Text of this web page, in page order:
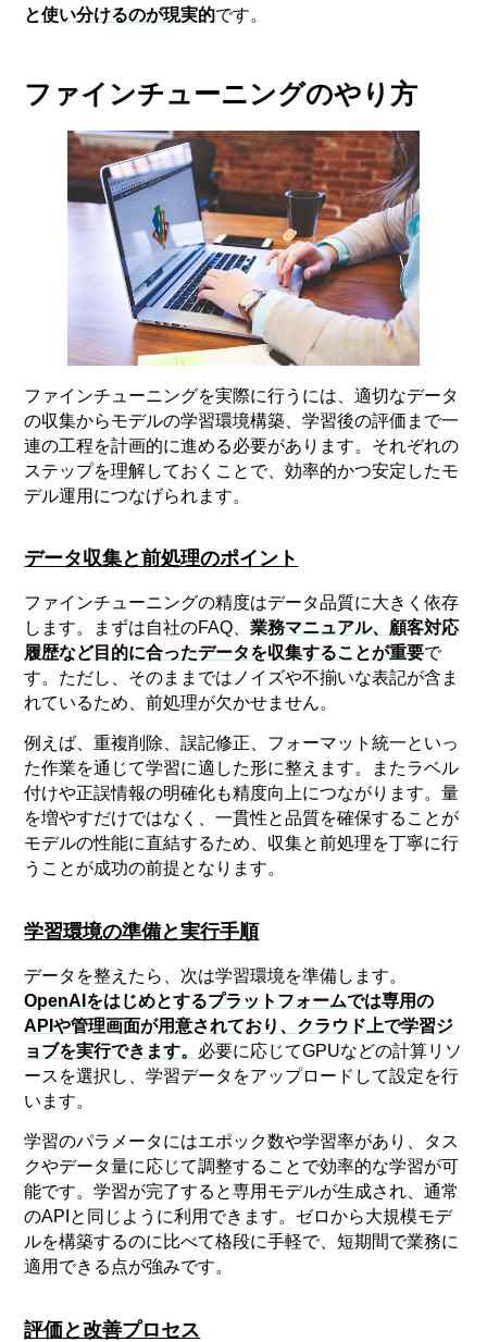
と使い分けるのが現実的です。
ファインチューニングのやり方
ファインチューニングを実際に行うには、適切なデータ
の収集からモデルの学習環境構築、学習後の評価まで一
連の工程を計画的に進める必要があります。それぞれの
ステップを理解しておくことで、効率的かつ安定したモ
デル運用につなげられます。
データ収集と前処理のポイント
ファインチューニングの精度はデータ品質に大きく依存
します。まずは自社のFAQ、業務マニュアル、顧客対応
履歴など目的に合ったデータを収集することが重要で
す。ただし、そのままではノイズや不揃いな表記が含ま
れているため、前処理が欠かせません。
例えば、重複削除、誤記修正、フォーマット統一といっ
た作業を通じて学習に適した形に整えます。またラベル
付けや正誤情報の明確化も精度向上につながります。量
を増やすだけではなく、一貫性と品質を確保することが
モデルの性能に直結するため、収集と前処理を丁寧に行
うことが成功の前提となります。
学習環境の準備と実行手順
データを整えたら、次は学習環境を準備します。
OpenAIをはじめとするプラットフォームでは専用の
APIや管理画面が用意されており、クラウド上で学習ジ
ョブを実行できます。 必要に応じてGPUなどの計算リソ
ースを選択し、学習データをアップロードして設定を行
います。
学習のパラメータにはエポック数や学習率があり、タス
クやデータ量に応じて調整することで効率的な学習が可
能です。学習が完了すると専用モデルが生成され、通常
のAPIと同じように利用できます。ゼロから大規模モデ
ルを構築するのに比べて格段に手軽で、短期間で業務に
適用できる点が強みです。
評価と改善プロセス